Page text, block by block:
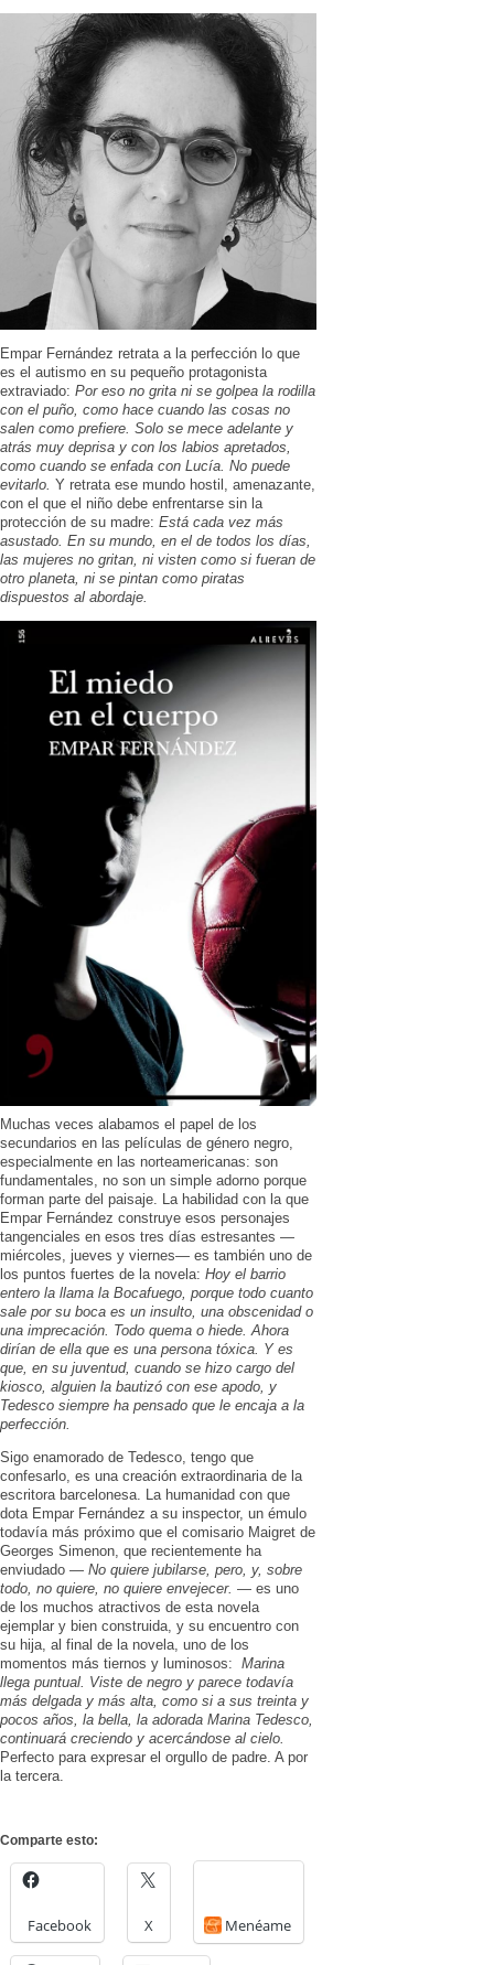
Empar Fernández retrata a la perfección lo que
es el autismo en su pequeño protagonista
extraviado: Por eso no grita ni se golpea la rodilla
con el puño, como hace cuando las cosas no
salen como prefiere. Solo se mece adelante y
atrás muy deprisa y con los labios apretados,
como cuando se enfada con Lucía. No puede
evitarlo. Y retrata ese mundo hostil, amenazante,
con el que el niño debe enfrentarse sin la
protección de su madre: Está cada vez más
asustado. En su mundo, en el de todos los días,
las mujeres no gritan, ni visten como si fueran de
otro planeta, ni se pintan como piratas
dispuestos al abordaje.
Muchas veces alabamos el papel de los
secundarios en las películas de género negro,
especialmente en las norteamericanas: son
fundamentales, no son un simple adorno porque
forman parte del paisaje. La habilidad con la que
Empar Fernández construye esos personajes
tangenciales en esos tres días estresantes —
miércoles, jueves y viernes— es también uno de
los puntos fuertes de la novela: Hoy el barrio
entero la llama la Bocafuego, porque todo cuanto
sale por su boca es un insulto, una obscenidad o
una imprecación. Todo quema o hiede. Ahora
dirían de ella que es una persona tóxica. Y es
que, en su juventud, cuando se hizo cargo del
kiosco, alguien la bautizó con ese apodo, y
Tedesco siempre ha pensado que le encaja a la
perfección.
Sigo enamorado de Tedesco, tengo que
confesarlo, es una creación extraordinaria de la
escritora barcelonesa. La humanidad con que
dota Empar Fernández a su inspector, un émulo
todavía más próximo que el comisario Maigret de
Georges Simenon, que recientemente ha
enviudado — No quiere jubilarse, pero, y, sobre
todo, no quiere, no quiere envejecer. — es uno
de los muchos atractivos de esta novela
ejemplar y bien construida, y su encuentro con
su hija, al final de la novela, uno de los
momentos más tiernos y luminosos: Marina
llega puntual. Viste de negro y parece todavía
más delgada y más alta, como si a sus treinta y
pocos años, la bella, la adorada Marina Tedesco,
continuará creciendo y acercándose al cielo.
Perfecto para expresar el orgullo de padre. A por
la tercera.
Comparte esto:
Facebook X Menéame